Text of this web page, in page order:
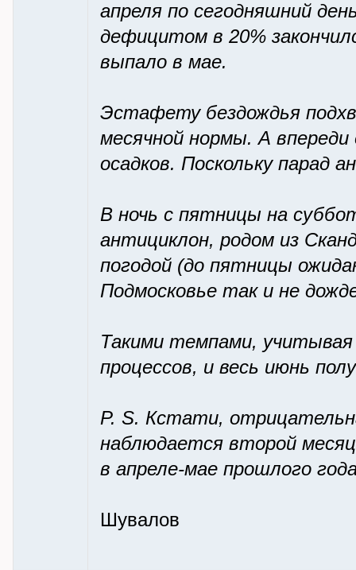
апреля по сегодняшний
дефицитом в 20%
выпало в мае.
Эстафету бездождья
месячной нормы. А
осадков. Поскольку парад
В ночь с пятницы на
антициклон, родом из
погодой (до пятницы
Подмосковье так и не
Такими темпами,
процессов, и весь июнь
P. S. Кстати,
наблюдается второй
в апреле-мае прошлого
Шувалов